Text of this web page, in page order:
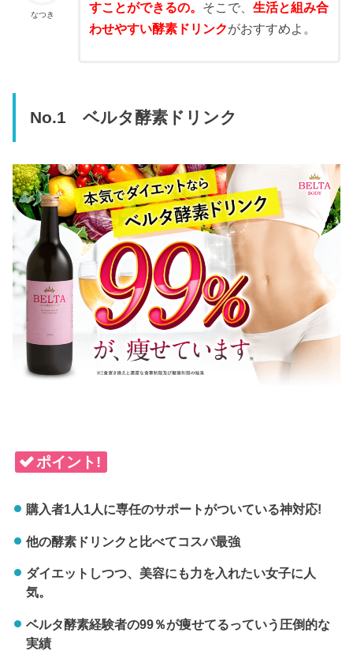
なつき
すことができるの。 そこで、 生活と組み合
わせやすい酵素ドリンクがおすすめよ。
No.1 ベルタ酵素ドリンク
ポイント!
購入者1人1人に専任のサポートがついている神対応!
他の酵素ドリンクと比べてコスパ最強
ダイエットしつつ、美容にも力を入れたい女子に人
気。
ベルタ酵素経験者の99％が痩せてるっていう圧倒的な
実績